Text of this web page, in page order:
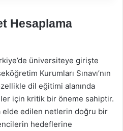
Hesaplama
üniversiteye girişte
Kurumları Sınavı’nın
dil eğitimi alanında
için kritik bir öneme sahiptir.
elde edilen netlerin doğru bir
hedeflerine